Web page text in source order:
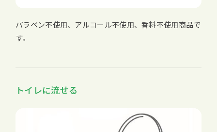
パラベン不使用、アルコール不使用、香料不使用商品で
す。
トイレに流せる